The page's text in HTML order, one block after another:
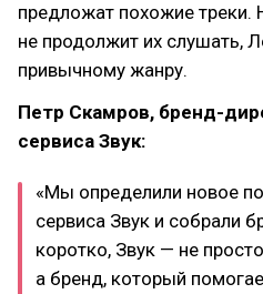
предложат похожие треки.
не продолжит их слушать,
привычному жанру.
Петр Скамров, бренд-
сервиса Звук:
«Мы определили новое
сервиса Звук и собрали
коротко, Звук — не
а бренд, который